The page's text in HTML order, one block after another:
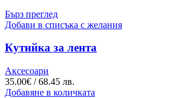
Бърз преглед
Добави в списъка с желания
Кутийка за лента
Аксесоари
35.00€ / 68.45 лв.
Добавяне в количката